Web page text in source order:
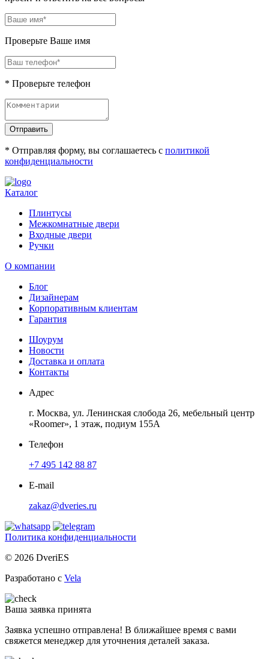
Проверьте Ваше имя
* Проверьте телефон
Отправить
* Отправляя форму, вы соглашаетесь с политикой
конфиденциальности
Каталог
Плинтусы
Межкомнатные двери
Входные двери
Ручки
О компании
Блог
Дизайнерам
Корпоративным клиентам
Гарантия
Шоурум
Новости
Доставка и оплата
Контакты
Адрес
г. Москва, ул. Ленинская слобода 26, мебельный центр
«Roomer», 1 этаж, подиум 155А
Телефон
+7 495 142 88 87
E-mail
zakaz@dveries.ru
Политика конфиденциальности
© 2026 DveriES
Разработано с Vela
Ваша заявка принята
Заявка успешно отправлена! В ближайшее время с вами
свяжется менеджер для уточнения деталей заказа.